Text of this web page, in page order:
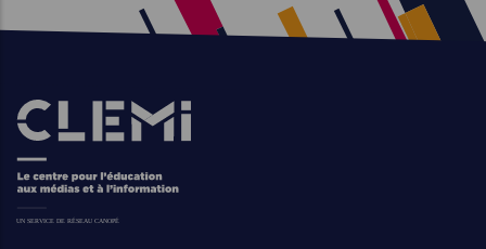
Images